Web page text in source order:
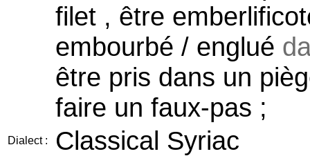
filet , être
embourbé / englué
être pris dans un
faire un faux-pas ;
Dialect : Classical Syriac